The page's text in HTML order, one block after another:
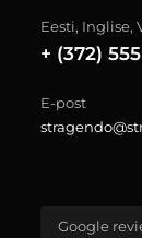
Eesti, Inglise,
+ (372)
E-post
Google